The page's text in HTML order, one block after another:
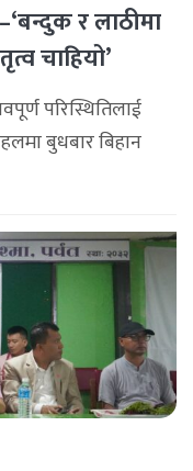
र लाठीमा
चाहियो’
परिस्थितिलाई
बुधबार बिहान
सभापति रवि